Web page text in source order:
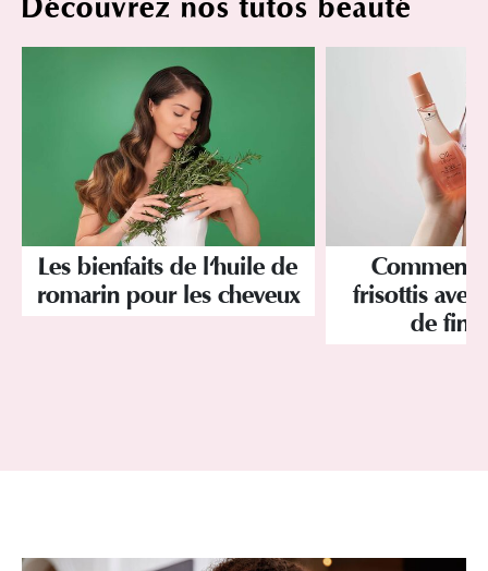
Découvrez nos tutos beauté
Les bienfaits de l'huile de
romarin pour les cheveux
Comment
frisottis avec
de